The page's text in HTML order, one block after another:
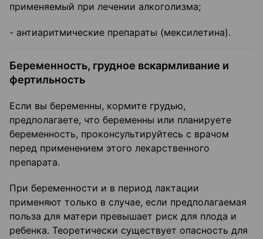
применяемый при лечении алкоголизма;
- антиаритмические препараты (мексилетина).
Беременность, грудное вскармливание и
фертильность
Если вы беременны, кормите грудью,
предполагаете, что беременны или планируете
беременность, проконсультируйтесь с врачом
перед применением этого лекарственного
препарата.
При беременности и в период лактации
применяют только в случае, если предполагаемая
польза для матери превышает риск для плода и
ребенка. Теоретически существует опасность для